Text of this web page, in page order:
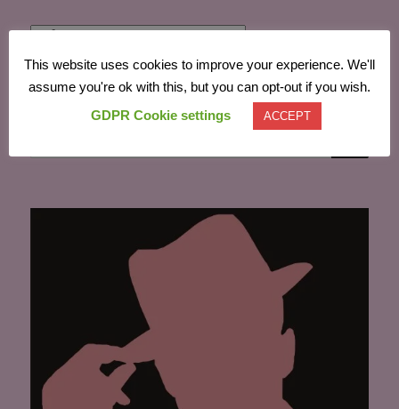
Powered by Translate
după:
This website uses cookies to improve your experience. We'll
assume you're ok with this, but you can opt-out if you wish.
GDPR Cookie settings
ACCEPT